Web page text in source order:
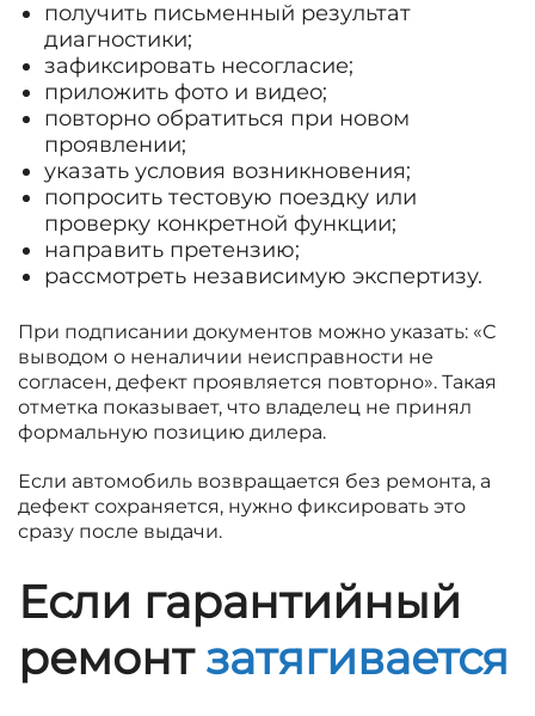
получить письменный результат
диагностики;
зафиксировать несогласие;
приложить фото и видео;
повторно обратиться при новом
проявлении;
указать условия возникновения;
попросить тестовую поездку или
проверку конкретной функции;
направить претензию;
рассмотреть независимую экспертизу.
При подписании документов можно указать: «С
выводом о неналичии неисправности не
согласен, дефект проявляется повторно». Такая
отметка показывает, что владелец не принял
формальную позицию дилера.
Если автомобиль возвращается без ремонта, а
дефект сохраняется, нужно фиксировать это
сразу после выдачи.
Если гарантийный
ремонтзатягивается